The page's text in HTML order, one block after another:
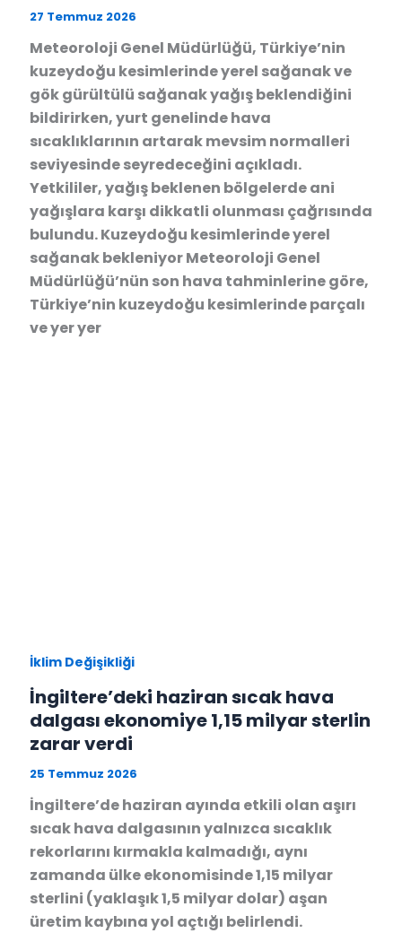
27 Temmuz 2026
Meteoroloji Genel Müdürlüğü, Türkiye’nin
kuzeydoğu kesimlerinde yerel sağanak ve
gök gürültülü sağanak yağış beklendiğini
bildirirken, yurt genelinde hava
sıcaklıklarının artarak mevsim normalleri
seviyesinde seyredeceğini açıkladı.
Yetkililer, yağış beklenen bölgelerde ani
yağışlara karşı dikkatli olunması çağrısında
bulundu. Kuzeydoğu kesimlerinde yerel
sağanak bekleniyor Meteoroloji Genel
Müdürlüğü’nün son hava tahminlerine göre,
Türkiye’nin kuzeydoğu kesimlerinde parçalı
ve yer yer
İklim Değişikliği
İngiltere’deki haziran sıcak hava
dalgası ekonomiye 1,15 milyar sterlin
zarar verdi
25 Temmuz 2026
İngiltere’de haziran ayında etkili olan aşırı
sıcak hava dalgasının yalnızca sıcaklık
rekorlarını kırmakla kalmadığı, aynı
zamanda ülke ekonomisinde 1,15 milyar
sterlini (yaklaşık 1,5 milyar dolar) aşan
üretim kaybına yol açtığı belirlendi.